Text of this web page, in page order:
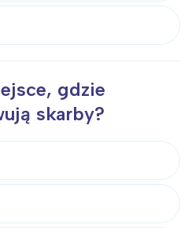
gdzie
skarby?